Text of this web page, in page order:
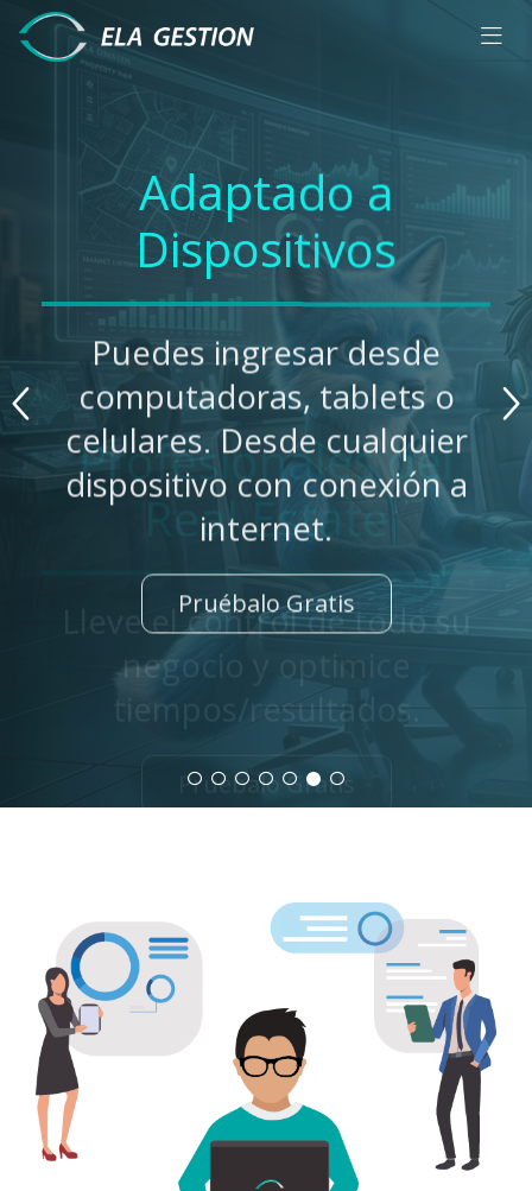
Adaptado a
Dispositivos
Puedes ingresar desde
computadoras, tablets o
celulares. Desde cualquier
dispositivo con conexión a
internet.
Pruébalo Gratis